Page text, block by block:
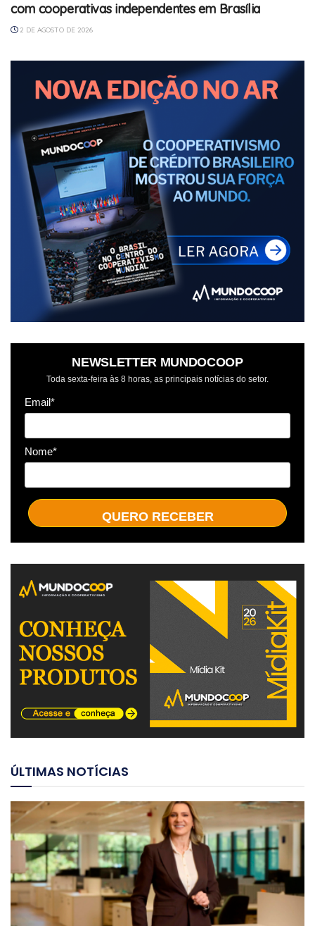
com cooperativas independentes em Brasília
2 DE AGOSTO DE 2026
NEWSLETTER MUNDOCOOP
Toda sexta-feira às 8 horas, as principais notícias do setor.
Email*
Nome*
QUERO RECEBER
ÚLTIMAS NOTÍCIAS